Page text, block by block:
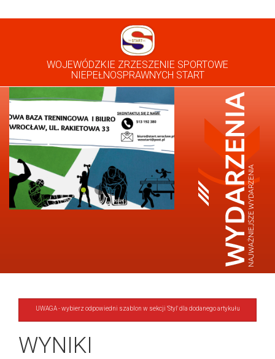
WOJEWÓDZKIE ZRZESZENIE SPORTOWE
NIEPEŁNOSPRAWNYCH START
UWAGA - wybierz odpowiedni szablon w sekcji 'Styl' dla dodanego artykułu
WYNIKI